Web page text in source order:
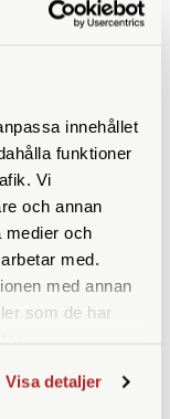
innehållet
funktioner
Vi
och annan
medier och
med.
med annan
som de har
Visa detaljer